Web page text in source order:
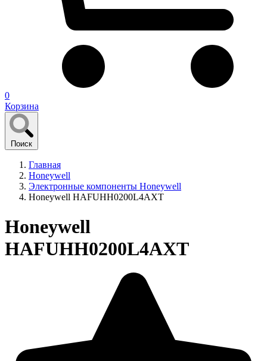
0
Корзина
Поиск
Главная
Honeywell
Электронные компоненты Honeywell
Honeywell HAFUHH0200L4AXT
Honeywell
HAFUHH0200L4AXT